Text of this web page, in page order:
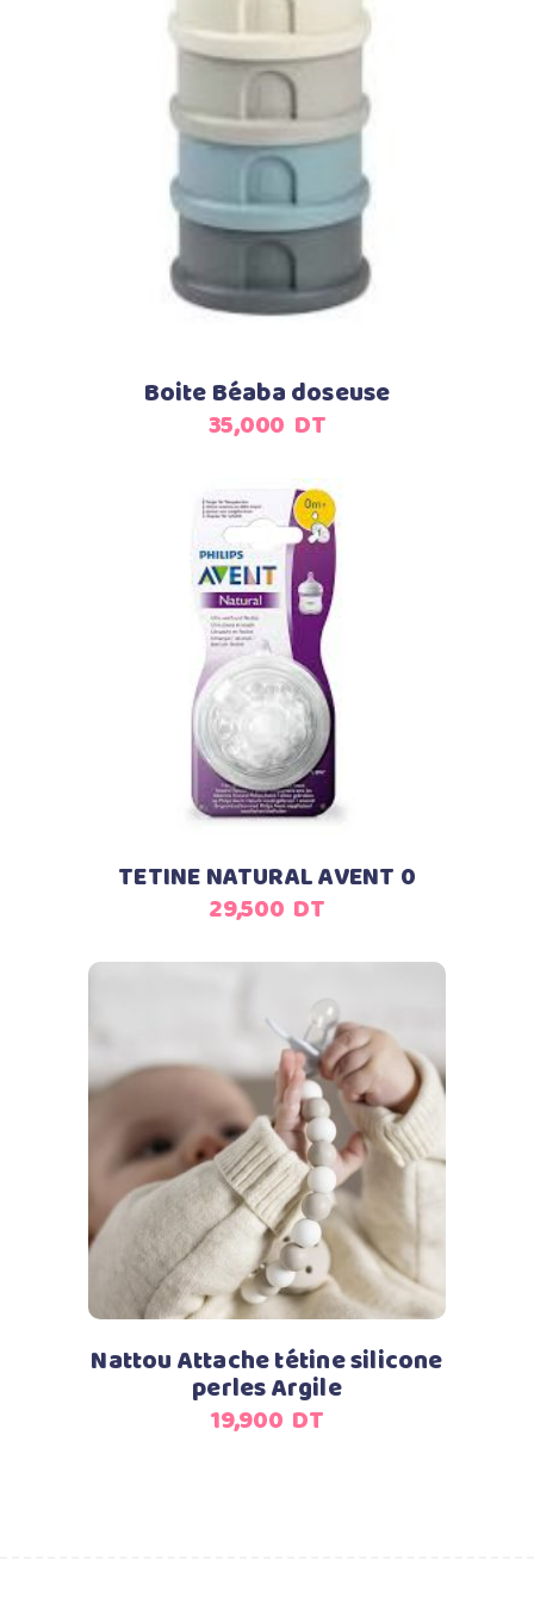
Boite Béaba doseuse
35,000 DT
Ajouter au panier
TETINE NATURAL AVENT 0
29,500 DT
Ajouter au panier
Nattou Attache tétine silicone
perles Argile
19,900 DT